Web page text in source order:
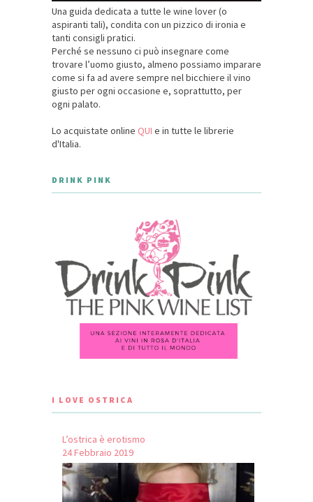
Una guida dedicata a tutte le wine lover (o
aspiranti tali), condita con un pizzico di ironia e
tanti consigli pratici.
Perché se nessuno ci può insegnare come
trovare l’uomo giusto, almeno possiamo imparare
come si fa ad avere sempre nel bicchiere il vino
giusto per ogni occasione e, soprattutto, per
ogni palato.
Lo acquistate online QUI e in tutte le librerie
d'Italia.
DRINK PINK
I LOVE OSTRICA
L’ostrica è erotismo
24 Febbraio 2019